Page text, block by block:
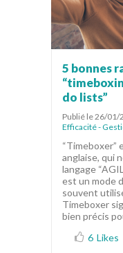
5 bonnes
do lists”
Publié le 26/01/
Efficacité -
“Timeboxer”
anglaise, qui
langage
est un mode
souvent
Timeboxer
bien précis
6 Likes